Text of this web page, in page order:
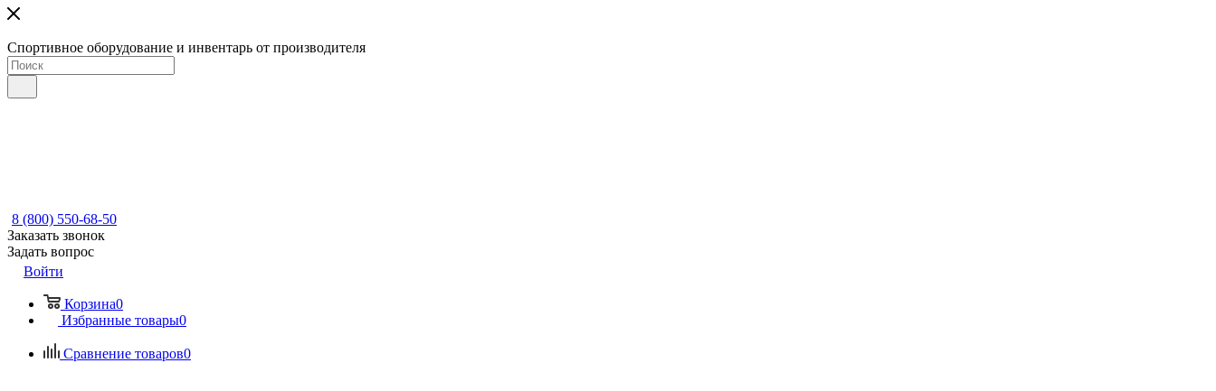
Спортивное оборудование и инвентарь от производителя
8 (800) 550-68-50
Заказать звонок
Задать вопрос
Войти
Корзина0
Избранные товары0
Сравнение товаров0